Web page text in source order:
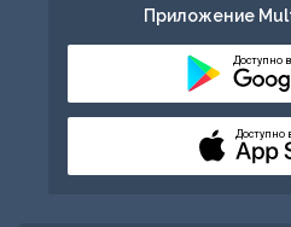
Приложение
Доступно в
Доступно